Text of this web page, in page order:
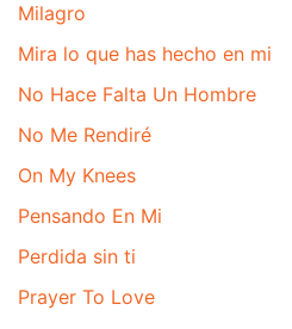
Milagro
Mira lo que has hecho en mi
No Hace Falta Un Hombre
No Me Rendiré
On My Knees
Pensando En Mi
Perdida sin ti
Prayer To Love